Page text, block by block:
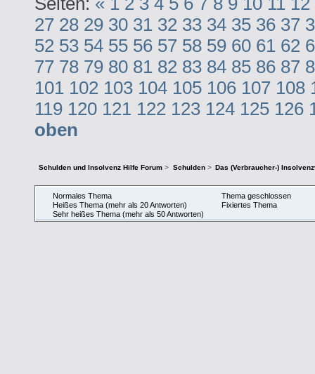
27 28 29 30 31 32 33 34 35 36 37
52 53 54 55 56 57 58 59 60 61 62
77 78 79 80 81 82 83 84 85 86 87
101 102 103 104 105 106 107 108
119 120 121 122 123 124 125 126
oben
Schulden und Insolvenz Hilfe Forum > Schulden> Das (Verbraucher-)
Normales Thema
Heißes Thema (mehr als 20 Antworten)
Sehr heißes Thema (mehr als 50 Antworten)
Thema geschlossen
Fixiertes Thema